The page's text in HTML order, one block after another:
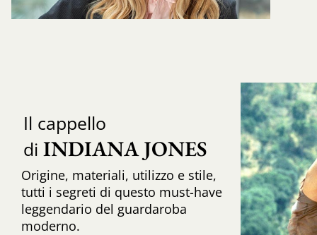
Il cappello
di INDIANA JONES
Origine, materiali, utilizzo e stile,
tutti i segreti di questo must-have
leggendario del guardaroba
moderno.